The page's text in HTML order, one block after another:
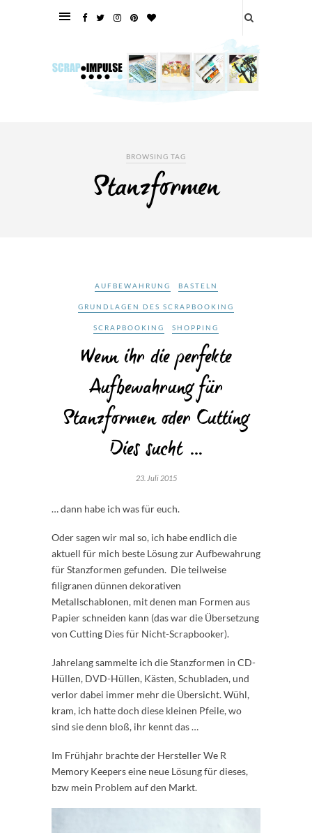
BROWSING TAG
Stanzformen
AUFBEWAHRUNG BASTELN
GRUNDLAGEN DES SCRAPBOOKING
SCRAPBOOKING SHOPPING
Wenn ihr die perfekte
Aufbewahrung für
Stanzformen oder Cutting
Dies sucht …
23. Juli 2015
… dann habe ich was für euch.
Oder sagen wir mal so, ich habe endlich die
aktuell für mich beste Lösung zur Aufbewahrung
für Stanzformen gefunden. Die teilweise
filigranen dünnen dekorativen
Metallschablonen, mit denen man Formen aus
Papier schneiden kann (das war die Übersetzung
von Cutting Dies für Nicht-Scrapbooker).
Jahrelang sammelte ich die Stanzformen in CD-
Hüllen, DVD-Hüllen, Kästen, Schubladen, und
verlor dabei immer mehr die Übersicht. Wühl,
kram, ich hatte doch diese kleinen Pfeile, wo
sind sie denn bloß, ihr kennt das …
Im Frühjahr brachte der Hersteller We R
Memory Keepers eine neue Lösung für dieses,
bzw mein Problem auf den Markt.